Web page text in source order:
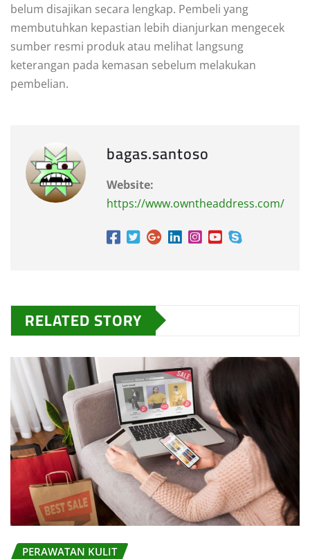
belum disajikan secara lengkap. Pembeli yang
membutuhkan kepastian lebih dianjurkan mengecek
sumber resmi produk atau melihat langsung
keterangan pada kemasan sebelum melakukan
pembelian.
bagas.santoso
Website:
https://www.owntheaddress.com/
RELATED STORY
PERAWATAN KULIT